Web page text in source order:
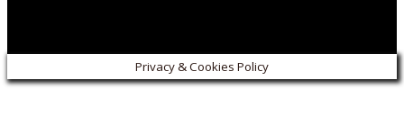
Privacy & Cookies Policy